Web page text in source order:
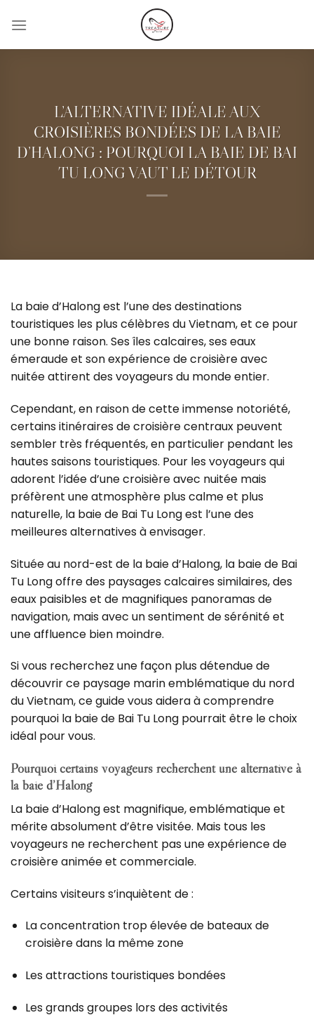
au
L’ALTERNATIVE IDÉALE AUX
CROISIÈRES BONDÉES DE LA BAIE
D’HALONG : POURQUOI LA BAIE DE BAI
TU LONG VAUT LE DÉTOUR
La baie d’Halong est l’une des destinations
touristiques les plus célèbres du Vietnam, et ce pour
une bonne raison. Ses îles calcaires, ses eaux
émeraude et son expérience de croisière avec
nuitée attirent des voyageurs du monde entier.
Cependant, en raison de cette immense notoriété,
certains itinéraires de croisière centraux peuvent
sembler très fréquentés, en particulier pendant les
hautes saisons touristiques. Pour les voyageurs qui
adorent l’idée d’une croisière avec nuitée mais
préfèrent une atmosphère plus calme et plus
naturelle, la baie de Bai Tu Long est l’une des
meilleures alternatives à envisager.
Située au nord-est de la baie d’Halong, la baie de Bai
Tu Long offre des paysages calcaires similaires, des
eaux paisibles et de magnifiques panoramas de
navigation, mais avec un sentiment de sérénité et
une affluence bien moindre.
Si vous recherchez une façon plus détendue de
découvrir ce paysage marin emblématique du nord
du Vietnam, ce guide vous aidera à comprendre
pourquoi la baie de Bai Tu Long pourrait être le choix
idéal pour vous.
Pourquoi certains voyageurs recherchent une alternative à
la baie d’Halong
La baie d’Halong est magnifique, emblématique et
mérite absolument d’être visitée. Mais tous les
voyageurs ne recherchent pas une expérience de
croisière animée et commerciale.
Certains visiteurs s’inquiètent de :
La concentration trop élevée de bateaux de
croisière dans la même zone
Les attractions touristiques bondées
Les grands groupes lors des activités